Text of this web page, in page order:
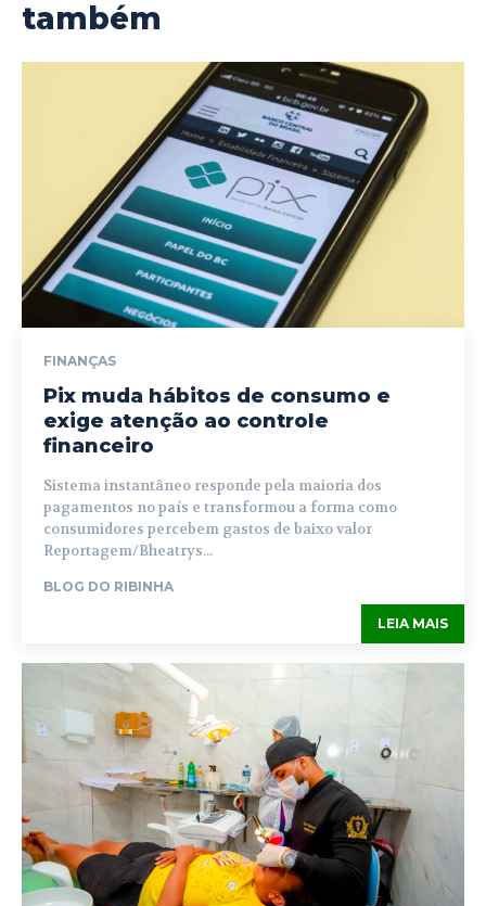
também
FINANÇAS
Pix muda hábitos de consumo e
exige atenção ao controle
financeiro
Sistema instantâneo responde pela maioria dos
pagamentos no país e transformou a forma como
consumidores percebem gastos de baixo valor
Reportagem/Bheatrys...
BLOG DO RIBINHA
LEIA MAIS